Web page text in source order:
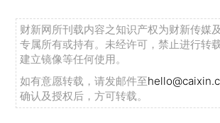
财新网所刊载内容之知识产权为财新传媒
专属所有或持有。未经许可，禁止进行转
建立镜像等任何使用。
如有意愿转载，请发邮件至
确认及授权后，方可转载。